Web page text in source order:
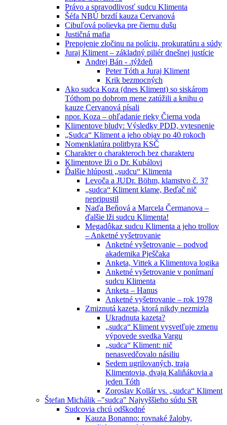
Právo a spravodlivosť sudcu Klimenta
Šéfa NBÚ brzdí kauza Cervanová
Cibuľová polievka pre čiernu dušu
Justičná mafia
Prepojenie zločinu na políciu, prokuratúru a súdy
Juraj Kliment – základný piliér dnešnej justície
Andrej Bán - .týždeň
Peter Tóth a Juraj Kliment
Krik bezmocných
Ako sudca Koza (dnes Kliment) so siskárom
Tóthom po dobrom mene zatúžili a knihu o
kauze Cervanová písali
npor. Koza – ohľadanie rieky Čierna voda
Klimentove bludy: Výsledky PDD, vytesnenie
„Sudca“ Kliment a jeho objav po 40 rokoch
Nomenklatúra politbyra KSČ
Charakter o charakteroch bez charakteru
Klimentove lži o Dr. Kubálovi
Ďalšie hlúposti „sudcu“ Klimenta
Levoča a JUDr. Böhm, klamstvo č. 37
„sudca“ Kliment klame, Beďač nič
nepripustil
Naďa Beňová a Marcela Čermanova –
ďalšie lži sudcu Klimenta!
Megadôkaz sudcu Klimenta a jeho trollov
– Anketné vyšetrovanie
Anketné vyšetrovanie – podvod
akademika Pješčaka
Anketa, Vittek a Klimentova logika
Anketné vyšetrovanie v ponímaní
sudcu Klimenta
Anketa – Hanus
Anketné vyšetrovanie – rok 1978
Zmiznutá kazeta, ktorá nikdy nezmizla
Ukradnuta kazeta?
„sudca“ Kliment vysvetľuje zmenu
výpovede svedka Vargu
„sudca“ Kliment: nič
nenasvedčovalo násiliu
Sedem ugrilovaných, traja
Klimentovia, dvaja Kaliňákovia a
jeden Tóth
Zoroslav Kollár vs. „sudca“ Kliment
Štefan Michálik –"sudca" Najvyššieho súdu SR
Sudcovia chcú odškodné
Kauza Bonanno: rovnaké žaloby,